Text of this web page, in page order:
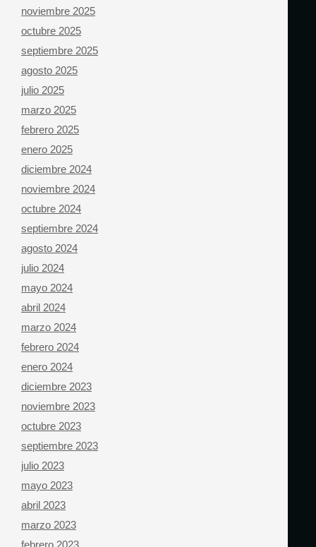
noviembre 2025
octubre 2025
septiembre 2025
agosto 2025
julio 2025
marzo 2025
febrero 2025
enero 2025
diciembre 2024
noviembre 2024
octubre 2024
septiembre 2024
agosto 2024
julio 2024
mayo 2024
abril 2024
marzo 2024
febrero 2024
enero 2024
diciembre 2023
noviembre 2023
octubre 2023
septiembre 2023
julio 2023
mayo 2023
abril 2023
marzo 2023
febrero 2023